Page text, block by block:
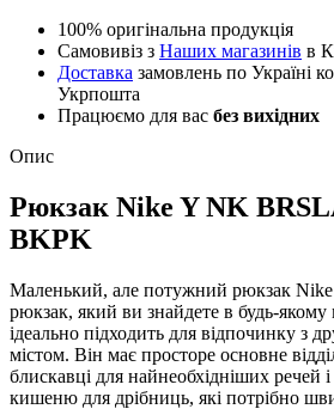
100% оригінальна продукція
Самовивіз з Наших магазинів в
Доставка замовлень по Україні
Укрпошта
Працюємо для вас без вихідних
Опис
Рюкзак Nike Y NK
BKPK
Маленький, але потужний рюкзак
рюкзак, який ви знайдете в будь-
ідеально підходить для відпочинку з
містом. Він має просторе основне
блискавці для найнеобхідніших
кишеню для дрібниць, які потрібно